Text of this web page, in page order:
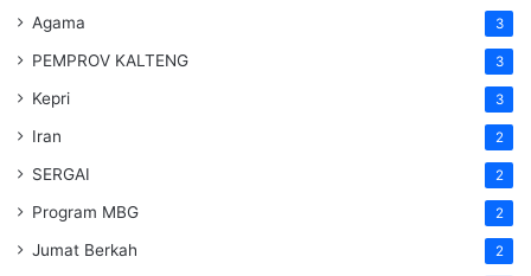
Agama 3
PEMPROV KALTENG 3
Kepri 3
Iran 2
SERGAI 2
Program MBG 2
Jumat Berkah 2